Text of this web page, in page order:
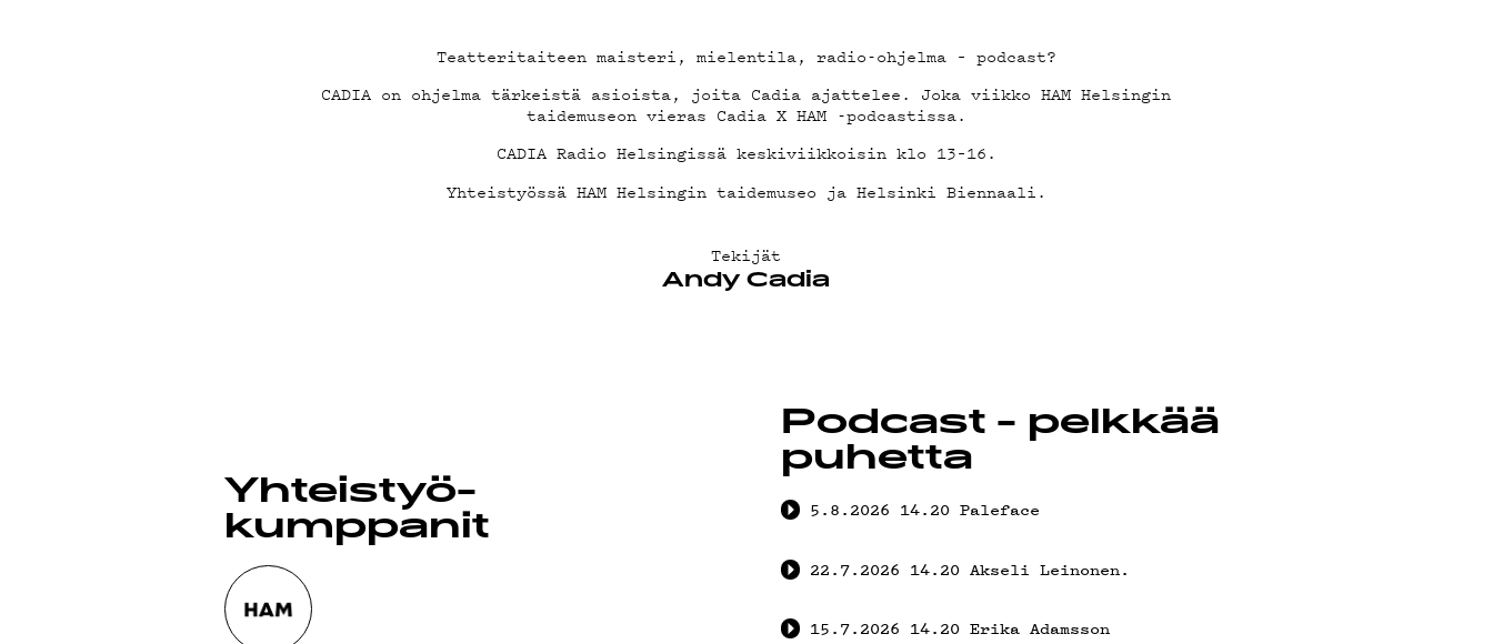
MAINOSTA
YHTEYSTIEDOT
YSTÄVÄKLUBI
Teatteritaiteen maisteri, mielentila, radio-ohjelma – podcast?
CADIA on ohjelma tärkeistä asioista, joita Cadia ajattelee. Joka viikko HAM Helsingin
taidemuseon vieras Cadia X HAM -podcastissa.
CADIA Radio Helsingissä keskiviikkoisin klo 13–16.
Yhteistyössä HAM Helsingin taidemuseo ja Helsinki Biennaali.
Tekijät
Andy Cadia
Podcast - pelkkää
puhetta
5.8.2026 14.20 Paleface
22.7.2026 14.20 Akseli Leinonen.
15.7.2026 14.20 Erika Adamsson
Yhteistyö­
kumppanit